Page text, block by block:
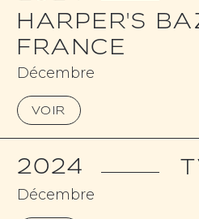
HARPER'S
FRANCE
Décembre
VOIR
2024
Décembre